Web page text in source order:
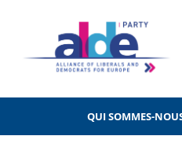
QUI SOMMES-